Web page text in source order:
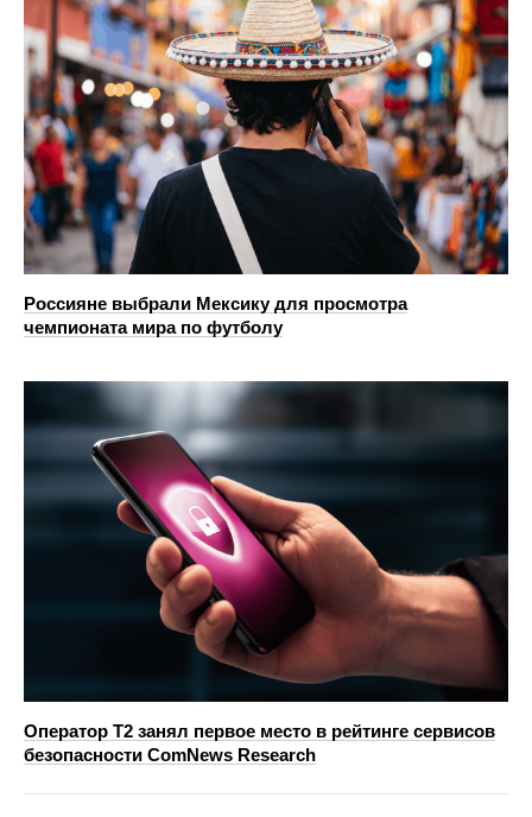
Россияне выбрали Мексику для просмотра
чемпионата мира по футболу
Оператор T2 занял первое место в рейтинге сервисов
безопасности ComNews Research